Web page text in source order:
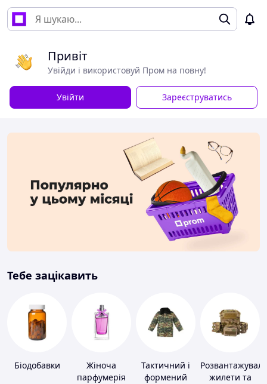
Привіт
Увійди і використовуй Пром на повну!
Увійти Зареєструватись
Тебе зацікавить
Біодобавки
Жіноча
парфумерія
Тактичний і
формений
жилети та